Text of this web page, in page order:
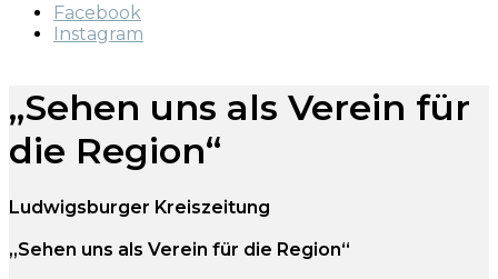
Facebook
Instagram
„Sehen uns als Verein für
die Region“
Ludwigsburger Kreiszeitung
„Sehen uns als Verein für die Region“